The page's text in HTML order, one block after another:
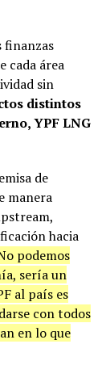
cada área
sin
distintos
YPF LNG
de
manera
hacia
podemos
sería un
al país es
con todos
en lo que